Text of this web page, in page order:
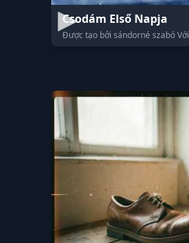
Csodám Első Napja
Được tạo bởi sándorné szabó Với